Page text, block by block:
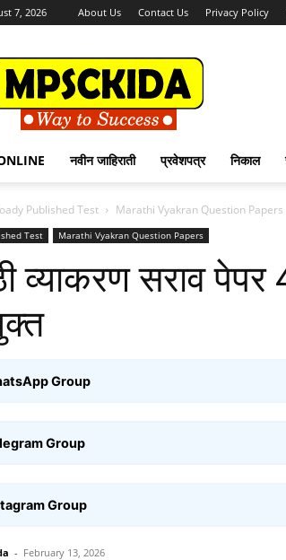
7, 2026 About Us Contact Us Privacy Policy
MPSCKida.com
सर्व
नवीन
जाहिराती
Letest
Jobs
नवीन जाहिराती प्रवेशपत्र निकाल
Published Test Marathi Vyakran Question Papers
Test Marathi Vyakran Question Papers
व्याकरण सराव पेपर
Group
Group
Group
- February 13, 2026